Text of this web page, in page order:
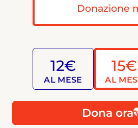
Donazione
12€
AL MESE
15€
AL
Dona ora